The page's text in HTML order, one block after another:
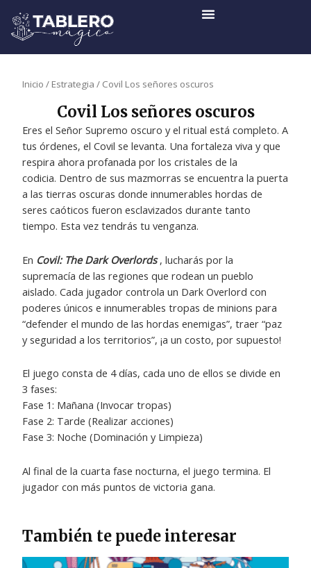
contenido
Inicio / Estrategia / Covil Los señores oscuros
Covil Los señores oscuros
Eres el Señor Supremo oscuro y el ritual está completo. A
tus órdenes, el Covil se levanta. Una fortaleza viva y que
respira ahora profanada por los cristales de la
codicia. Dentro de sus mazmorras se encuentra la puerta
a las tierras oscuras donde innumerables hordas de
seres caóticos fueron esclavizados durante tanto
tiempo. Esta vez tendrás tu venganza.
En Covil: The Dark Overlords, lucharás por la
supremacía de las regiones que rodean un pueblo
aislado. Cada jugador controla un Dark Overlord con
poderes únicos e innumerables tropas de minions para
“defender el mundo de las hordas enemigas”, traer “paz
y seguridad a los territorios”, ¡a un costo, por supuesto!
El juego consta de 4 días, cada uno de ellos se divide en
3 fases:
Fase 1: Mañana (Invocar tropas)
Fase 2: Tarde (Realizar acciones)
Fase 3: Noche (Dominación y Limpieza)
Al final de la cuarta fase nocturna, el juego termina. El
jugador con más puntos de victoria gana.
También te puede interesar